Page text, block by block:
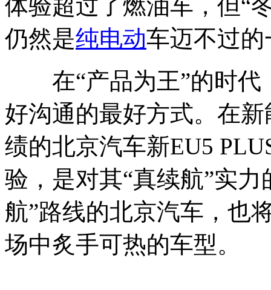
体验超过了燃油车，但“
仍然是纯电动车迈不过
在“产品为王”的时代
好沟通的最好方式。在
绩的北京汽车新EU5
验，是对其“真续航”实
航”路线的北京汽车，也
场中炙手可热的车型。